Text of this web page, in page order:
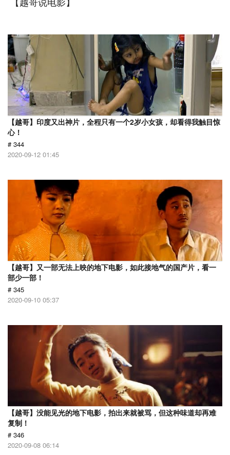
【越哥说电影】
【越哥】印度又出神片，全程只有一个2岁小女孩，却看得我触目惊
心！
# 344
2020-09-12 01:45
【越哥】又一部无法上映的地下电影，如此接地气的国产片，看一
部少一部！
# 345
2020-09-10 05:37
【越哥】没能见光的地下电影，拍出来就被骂，但这种味道却再难
复制！
# 346
2020-09-08 06:14